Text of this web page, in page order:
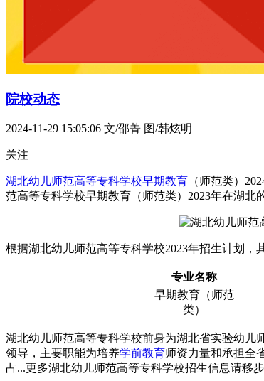
院校动态
2024-11-29 15:05:06 文/邵菁 图/韩炫明
关注
湖北幼儿师范高等专科学校早期教育 （师范类）
范高等专科学校早期教育（师范类）2023年在湖北
根据湖北幼儿师范高等专科学校2023年招生计划
专业名称
早期教育（师范
类）
湖北幼儿师范高等专科学校前身为湖北省实验幼儿
领导，主要职能为培养学前教育师资力量和承担全
占...更多湖北幼儿师范高等专科学校招生信息请移